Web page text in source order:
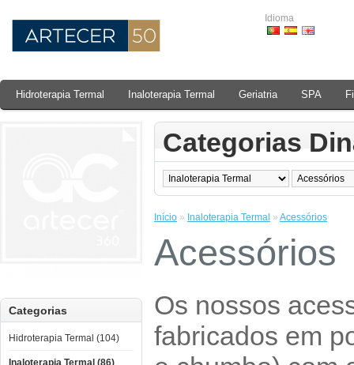
Idioma
Hidroterapia Termal Inaloterapia Termal Geriatria SPA
Categorias
Hidroterapia Termal (104)
Inaloterapia Termal (86)
Categorias
Início » Inaloterapia Termal » Acessórios
Acessórios
Os nossos
fabricados em